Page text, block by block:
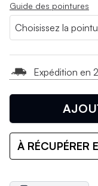
Guide des pointures
Expédition en
À RÉCUPÉRER